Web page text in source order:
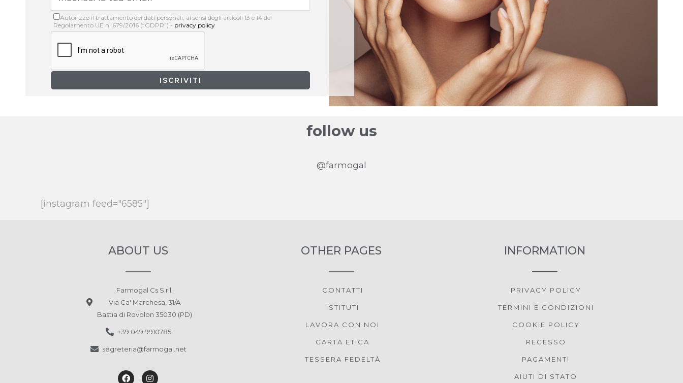
Autorizzo il trattamento dei dati personali, ai sensi degli articoli 13 e 14 del
Regolamento UE n. 679/2016 (“GDPR”) - privacy policy
follow us
@farmogal
[instagram feed="6585"]
ABOUT US
Farmogal Cs S.r.l.
Via Ca' Marchesa, 31/A
Bastia di Rovolon 35030 (PD)
+39 049 9910785
segreteria@farmogal.net
OTHER PAGES
CONTATTI
ISTITUTI
LAVORA CON NOI
CARTA ETICA
TESSERA FEDELTÀ
INFORMATION
PRIVACY POLICY
TERMINI E CONDIZIONI
COOKIE POLICY
RECESSO
PAGAMENTI
AIUTI DI STATO